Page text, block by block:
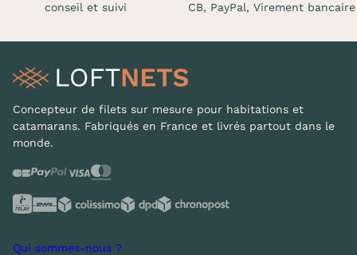
conseil et suivi
CB, PayPal, Virement bancaire
Concepteur de filets sur mesure pour habitations et
catamarans. Fabriqués en France et livrés partout dans le
monde.
Qui sommes-nous ?